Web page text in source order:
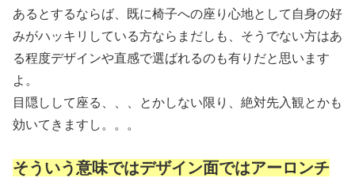
あるとするならば、既に椅子への座り心地として自身の好
みがハッキリしている方ならまだしも、そうでない方はあ
る程度デザインや直感で選ばれるのも有りだと思います
よ。
目隠しして座る、、、とかしない限り、絶対先入観とかも
効いてきますし。。。
そういう意味ではデザイン面ではアーロンチ